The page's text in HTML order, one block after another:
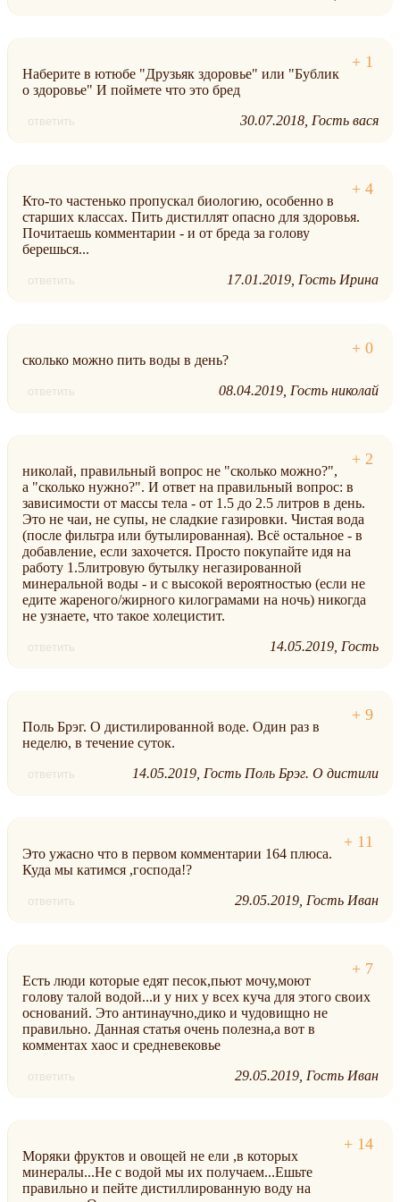
Наберите в ютюбе "Друзьяк здоровье" или "Бублик
о здоровье" И поймете что это бред
ответить 30.07.2018 Гость вася
Кто-то частенько пропускал биологию, особенно в
старших классах. Пить дистиллят опасно для здоровья.
Почитаешь комментарии - и от бреда за голову
берешься...
ответить 17.01.2019 Гость Ирина
сколько можно пить воды в день?
ответить 08.04.2019 Гость николай
николай, правильный вопрос не "сколько можно?",
а "сколько нужно?". И ответ на правильный вопрос: в
зависимости от массы тела - от 1.5 до 2.5 литров в день.
Это не чаи, не супы, не сладкие газировки. Чистая вода
(после фильтра или бутылированная). Всё остальное - в
добавление, если захочется. Просто покупайте идя на
работу 1.5литровую бутылку негазированной
минеральной воды - и с высокой вероятностью (если не
едите жареного/жирного килограмами на ночь) никогда
не узнаете, что такое холецистит.
ответить 14.05.2019 Гость
Поль Брэг. О дистилированной воде. Один раз в
неделю, в течение суток.
ответить 14.05.2019 Гость Поль Брэг. О дистили
Это ужасно что в первом комментарии 164 плюса.
Куда мы катимся ,господа!?
ответить 29.05.2019 Гость Иван
Есть люди которые едят песок,пьют мочу,моют
голову талой водой...и у них у всех куча для этого своих
оснований. Это антинаучно,дико и чудовищно не
правильно. Данная статья очень полезна,а вот в
комментах хаос и средневековье
ответить 29.05.2019 Гость Иван
Моряки фруктов и овощей не ели ,в которых
минералы...Не с водой мы их получаем...Ешьте
правильно и пейте дистиллированную воду на